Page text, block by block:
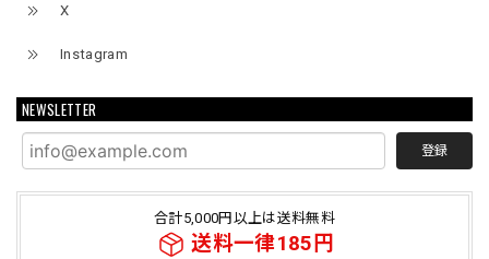
X
Instagram
NEWSLETTER
登録
合計5,000円以上は送料無料
送料一律185円